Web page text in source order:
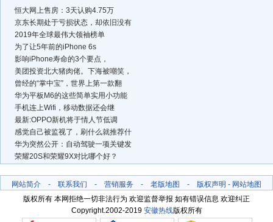
恒大网上售房：3天认购4.75万
京东长期处于亏损状态，却依旧没有
2019年全球最伟大领袖榜单
为了让5年前的iPhone 6s
影响iPhone寿命的3个要点，
美团投资北大猪肉佬。下海被嘲笑，
曾经的“掌中宝”，世界上第一款翻
华为平板M6的这些简单实用小功能
手机连上Wifi，移动数据还会继
最新:OPPO新机将于情人节低调
感觉自己被监视了，刷什么就推荐什
华为突然公开：自动驾驶一项关键发
荣耀20S和荣耀9X对比哪个好？
网站简介 - 联系我们 - 营销服务 - 老版地图 - 版权声明 - 网站地图
版权所有 本网拒绝一切非法行为 欢迎监督举报 如有错误信息 欢迎纠正
Copyright.2002-2019 安徽热线版权所有